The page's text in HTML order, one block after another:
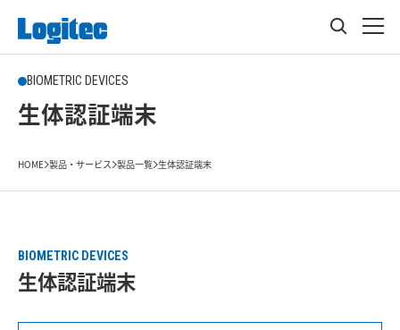
BIOMETRIC DEVICES
生体認証端末
HOME 製品・サービス 製品一覧 生体認証端末
BIOMETRIC DEVICES
生体認証端末